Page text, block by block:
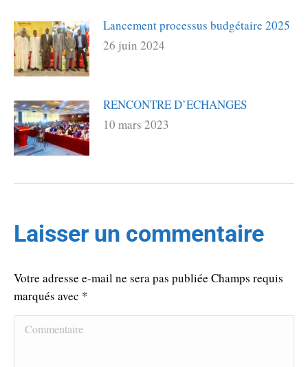
Lancement processus budgétaire 2025
26 juin 2024
RENCONTRE D’ECHANGES
10 mars 2023
Laisser un commentaire
Votre adresse e-mail ne sera pas publiée Champs requis
marqués avec *
Commentaire